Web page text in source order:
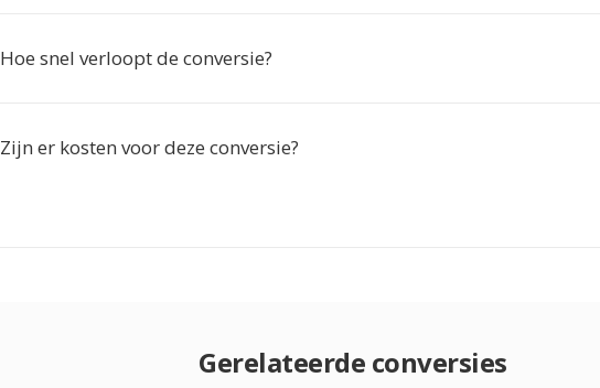
Hoe snel verloopt de conversie?
Zijn er kosten voor deze conversie?
Gerelateerde conversies